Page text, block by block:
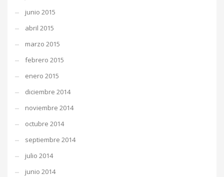
junio 2015
abril 2015
marzo 2015
febrero 2015
enero 2015
diciembre 2014
noviembre 2014
octubre 2014
septiembre 2014
julio 2014
junio 2014